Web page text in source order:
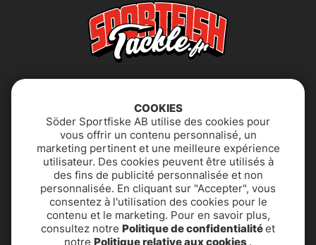
Déclaration
d'accessibilité
FAQ
Politique de
confidentialité
SUPPORT PRODUIT &
CONTACT
COOKIES
Söder Sportfiske AB utilise des cookies pour
vous offrir un contenu personnalisé, un
marketing pertinent et une meilleure expérience
utilisateur. Des cookies peuvent être utilisés à
des fins de publicité personnalisée et non
personnalisée. En cliquant sur "Accepter", vous
consentez à l'utilisation des cookies pour le
contenu et le marketing. Pour en savoir plus,
consultez notre Politique de confidentialitéet
notre Politique relative aux cookies .